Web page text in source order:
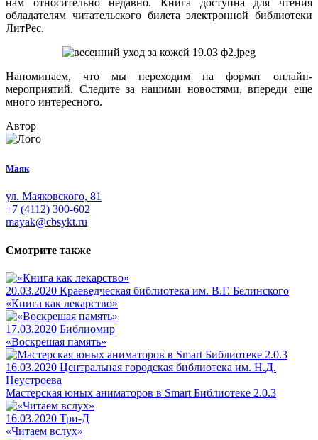
нам относительно недавно. Книга доступна для чтения
обладателям читательского билета электронной библиотеки
ЛитРес.
Напоминаем, что мы переходим на формат онлайн-
мероприятий. Следите за нашими новостями, впереди еще
много интересного.
Автор
Маяк
ул. Маяковского, 81
+7 (4112) 300-602
mayak@cbsykt.ru
Смотрите также
20.03.2020 Краеведческая библиотека им. В.Г. Белинского
«Книга как лекарство»
17.03.2020 Библиомир
«Воскрешая память»
16.03.2020 Центральная городская библиотека им. Н.Д.
Неустроева
Мастерская юных аниматоров в Smart Библиотеке 2.0.3
16.03.2020 Три-Д
«Читаем вслух»